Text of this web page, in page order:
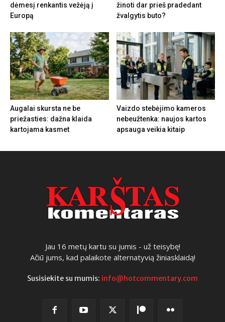
dėmesį renkantis vežėją į
Europą
žinoti dar prieš pradedant
žvalgytis buto?
Augalai skursta ne be
priežasties: dažna klaida
kartojama kasmet
Vaizdo stebėjimo kameros
nebeužtenka: naujos kartos
apsauga veikia kitaip
Jau 16 metų kartu su jumis - už teisybę!
Ačiū jums, kad palaikote alternatyvią žiniasklaidą!
Susisiekite su mumis: info@hotcommentary.com